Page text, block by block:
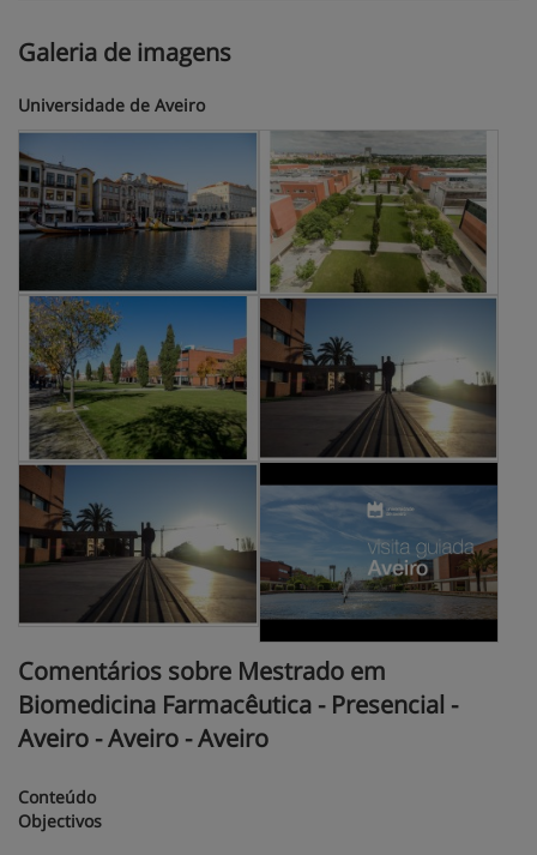
Galeria de imagens
Universidade de Aveiro
Comentários sobre Mestrado em
Biomedicina Farmacêutica - Presencial -
Aveiro - Aveiro - Aveiro
Conteúdo
Objectivos